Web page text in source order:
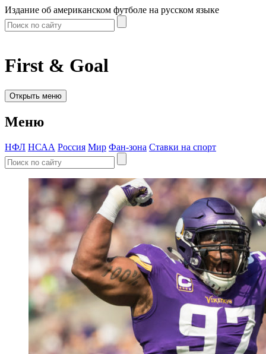
Издание об американском футболе на русском языке
First & Goal
Открыть меню
Меню
НФЛ НСАА Россия Мир Фан-зона Ставки на спорт